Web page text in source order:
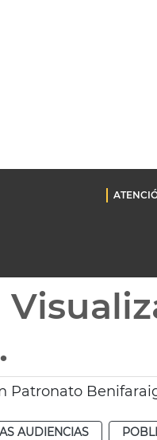
.
Patronato
AUDIENCIAS